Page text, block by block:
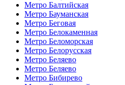
Метро Балтийская
Метро Бауманская
Метро Беговая
Метро Белокаменная
Метро Беломорская
Метро Белорусская
Метро Беляево
Метро Беляево
Метро Бибирево